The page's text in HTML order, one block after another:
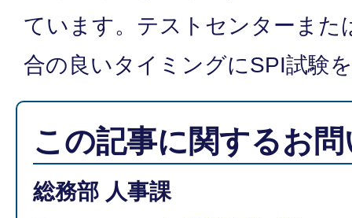
ています。テストセンターまた
合の良いタイミングにSPI試験
この記事に関するお
総務部 人事課